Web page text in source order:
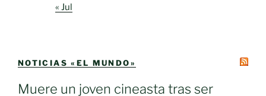
« Jul
NOTICIAS «EL MUNDO»
Muere un joven cineasta tras ser